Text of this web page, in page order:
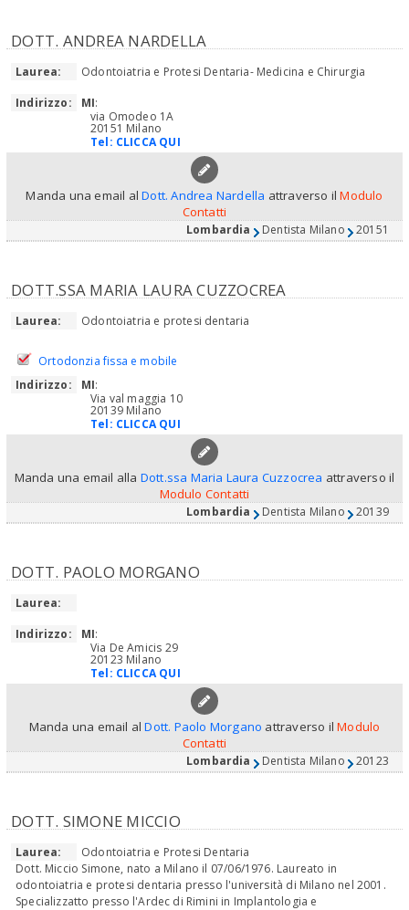
DOTT. ANDREA NARDELLA
Laurea:
Odontoiatria e Protesi Dentaria- Medicina e Chirurgia
Indirizzo:
MI:
via Omodeo 1A
20151 Milano
Tel: CLICCA QUI
Manda una email alDott. Andrea Nardella attraverso ilModulo
Contatti
Lombardia Dentista Milano 20151
DOTT.SSA MARIA LAURA CUZZOCREA
Laurea: Odontoiatria e protesi dentaria
Ortodonzia fissa e mobile
Indirizzo:
MI:
Via val maggia 10
20139 Milano
Tel: CLICCA QUI
Manda una email alla Dott.ssa Maria Laura Cuzzocrea attraverso il
Modulo Contatti
Lombardia Dentista Milano 20139
DOTT. PAOLO MORGANO
Laurea:
Indirizzo:
MI:
Via De Amicis 29
20123 Milano
Tel: CLICCA QUI
Manda una email alDott. Paolo Morgano attraverso ilModulo
Contatti
Lombardia Dentista Milano 20123
DOTT. SIMONE MICCIO
Laurea:
Odontoiatria e Protesi Dentaria
Dott. Miccio Simone, nato a Milano il 07/06/1976. Laureato in
odontoiatria e protesi dentaria presso l'università di Milano nel 2001.
Specializzatto presso l'Ardec di Rimini in Implantologia e